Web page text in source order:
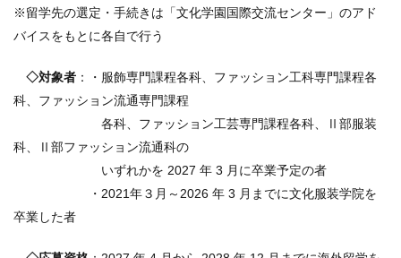
※留学先の選定・手続きは「文化学園国際交流センター」のアド
バイスをもとに各自で行う
◇対象者 ：・服飾専門課程各科、ファッション工科専門課程各
科、ファッション流通専門課程
各科、ファッション工芸専門課程各科、Ⅱ部服装
科、Ⅱ部ファッション流通科の
いずれかを 2027 年 3 月に卒業予定の者
・2021年３月～2026 年 3 月までに文化服装学院を
卒業した者